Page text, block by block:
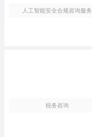
人工智能安全合规咨询服务
税务咨询